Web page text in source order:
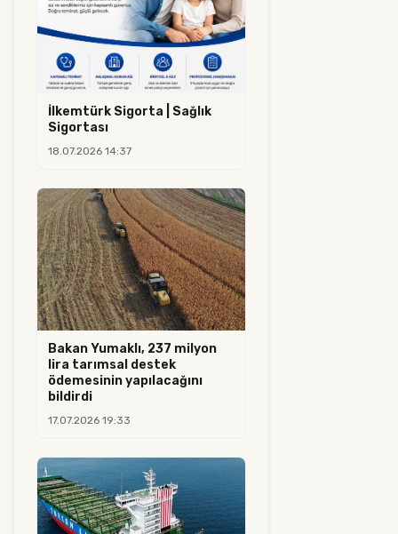
İlkemtürk Sigorta | Sağlık
Sigortası
18.07.2026 14:37
Bakan Yumaklı, 237 milyon
lira tarımsal destek
ödemesinin yapılacağını
bildirdi
17.07.2026 19:33